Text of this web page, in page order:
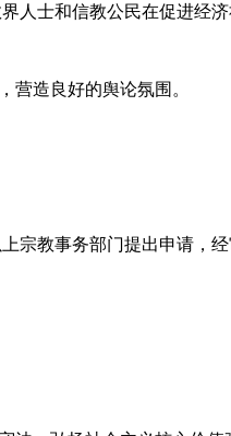
人士和信教公民在促进经济
营造良好的舆论氛围。
教事务部门提出申请，